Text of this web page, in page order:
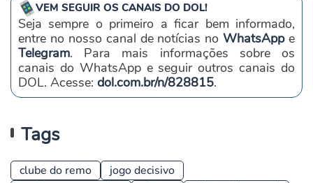
VEM SEGUIR OS CANAIS DO DOL!
Seja sempre o primeiro a ficar bem informado,
entre no nosso canal de notícias noWhatsAppe
Telegram. Para mais informações sobre os
canais do WhatsApp e seguir outros canais do
DOL. Acesse: dol.com.br/n/828815.
Tags
clube do remo
jogo decisivo